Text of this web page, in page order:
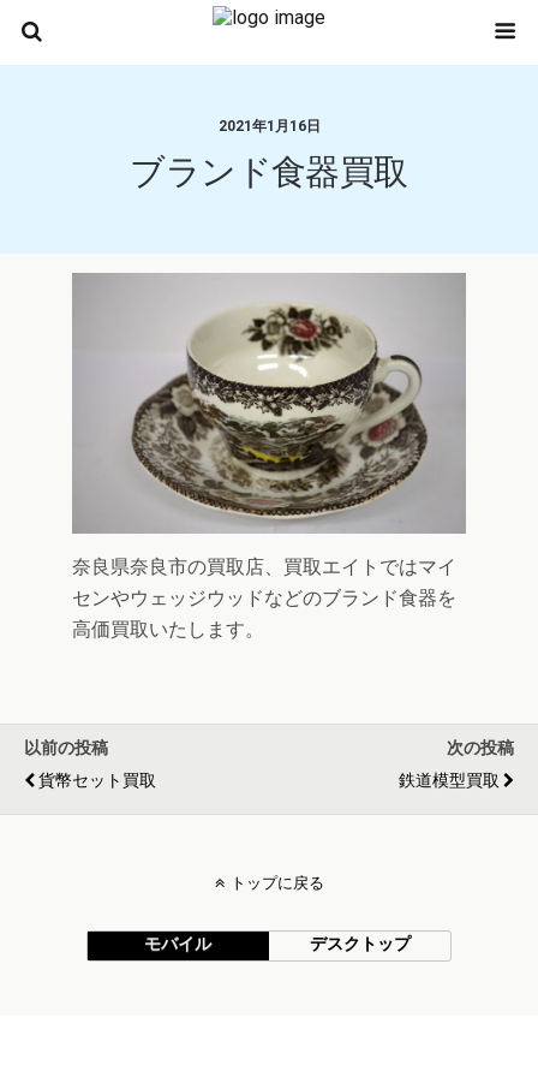
2021年1月16日
ブランド食器買取
奈良県奈良市の買取店、買取エイトではマイ
センやウェッジウッドなどのブランド食器を
高価買取いたします。
以前の投稿
貨幣セット買取
次の投稿
鉄道模型買取
トップに戻る
モバイル デスクトップ